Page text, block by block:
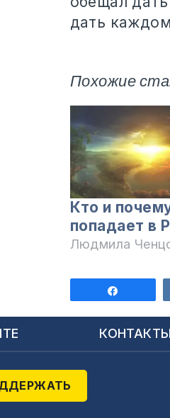
дать
Похожие
Кто и
попадает в
Людмила
КОНТАКТЫ